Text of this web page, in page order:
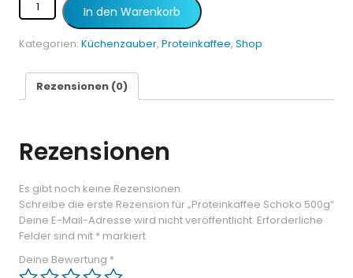
In den Warenkorb
Kategorien: Küchenzauber, Proteinkaffee, Shop
Rezensionen (0)
Rezensionen
Es gibt noch keine Rezensionen.
Schreibe die erste Rezension für „Proteinkaffee Schoko 500g“
Deine E-Mail-Adresse wird nicht veröffentlicht. Erforderliche
Felder sind mit * markiert
Deine Bewertung *